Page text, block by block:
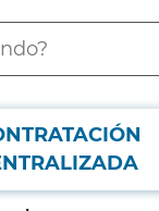
para Hospital.G.U.